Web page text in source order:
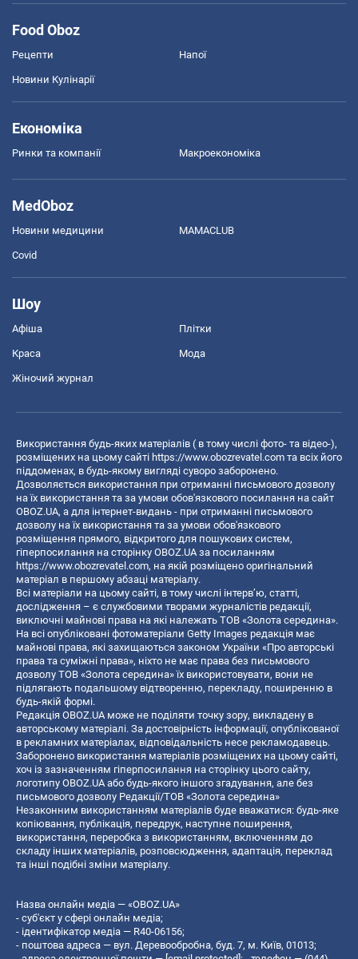
Food Oboz
Рецепти Напої
Новини Кулінарії
Економіка
Ринки та компанії Макроекономіка
MedOboz
Новини медицини MAMACLUB
Covid
Шоу
Афіша Плітки
Краса Мода
Жіночий журнал
Використання будь-яких матеріалів ( в тому числі фото- та відео-),
розміщених на цьому сайті https://www.obozrevatel.com та всіх його
піддоменах, в будь-якому вигляді суворо заборонено.
Дозволяється використання при отриманні письмового дозволу
на їх використання та за умови обов'язкового посилання на сайт
OBOZ.UA, а для інтернет-видань - при отриманні письмового
дозволу на їх використання та за умови обов'язкового
розміщення прямого, відкритого для пошукових систем,
гіперпосилання на сторінку OBOZ.UA за посиланням
https://www.obozrevatel.com, на якій розміщено оригінальний
матеріал в першому абзаці матеріалу.
Всі матеріали на цьому сайті, в тому числі інтерв’ю, статті,
дослідження – є службовими творами журналістів редакції,
виключні майнові права на які належать ТОВ «Золота середина».
На всі опубліковані фотоматеріали Getty Images редакція має
майнові права, які захищаються законом України «Про авторські
права та суміжні права», ніхто не має права без письмового
дозволу ТОВ «Золота середина» їх використовувати, вони не
підлягають подальшому відтворенню, перекладу, поширенню в
будь-якій формі.
Редакція OBOZ.UA може не поділяти точку зору, викладену в
авторському матеріалі. За достовірність інформації, опублікованої
в рекламних матеріалах, відповідальність несе рекламодавець.
Заборонено використання матеріалів розміщених на цьому сайті,
хоч із зазначенням гіперпосилання на сторінку цього сайту,
логотипу OBOZ.UA або будь-якого іншого згадування, але без
письмового дозволу Редакції/ТОВ «Золота середина»
Незаконним використанням матеріалів буде вважатися: будь-яке
копiювання, публiкацiя, передрук, наступне поширення,
використання, переробка з використанням, включенням до
складу інших матеріалів, розповсюдження, адаптація, переклад
та інші подібні зміни матеріалу.
Назва онлайн медіа — «OBOZ.UA»
- суб'єкт у сфері онлайн медіа;
- ідентифікатор медіа — R40-06156;
- поштова адреса — вул. Деревообробна, буд. 7, м. Київ, 01013;